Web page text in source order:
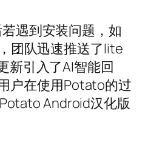
遇到安装问题，如
团队迅速推送了lite
新引入了AI智能回
户在使用Potato的过
Android汉化版